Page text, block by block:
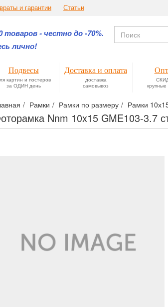
и гарантии Статьи
товаров - честно до -70%.
лично!
Подвесы
картин и постеров
за ОДИН день
Доставка и оплата
доставка
самовывоз
крупные
Рамки Рамки по размеру Рамки
Nnm 10x15 GME103-3.7